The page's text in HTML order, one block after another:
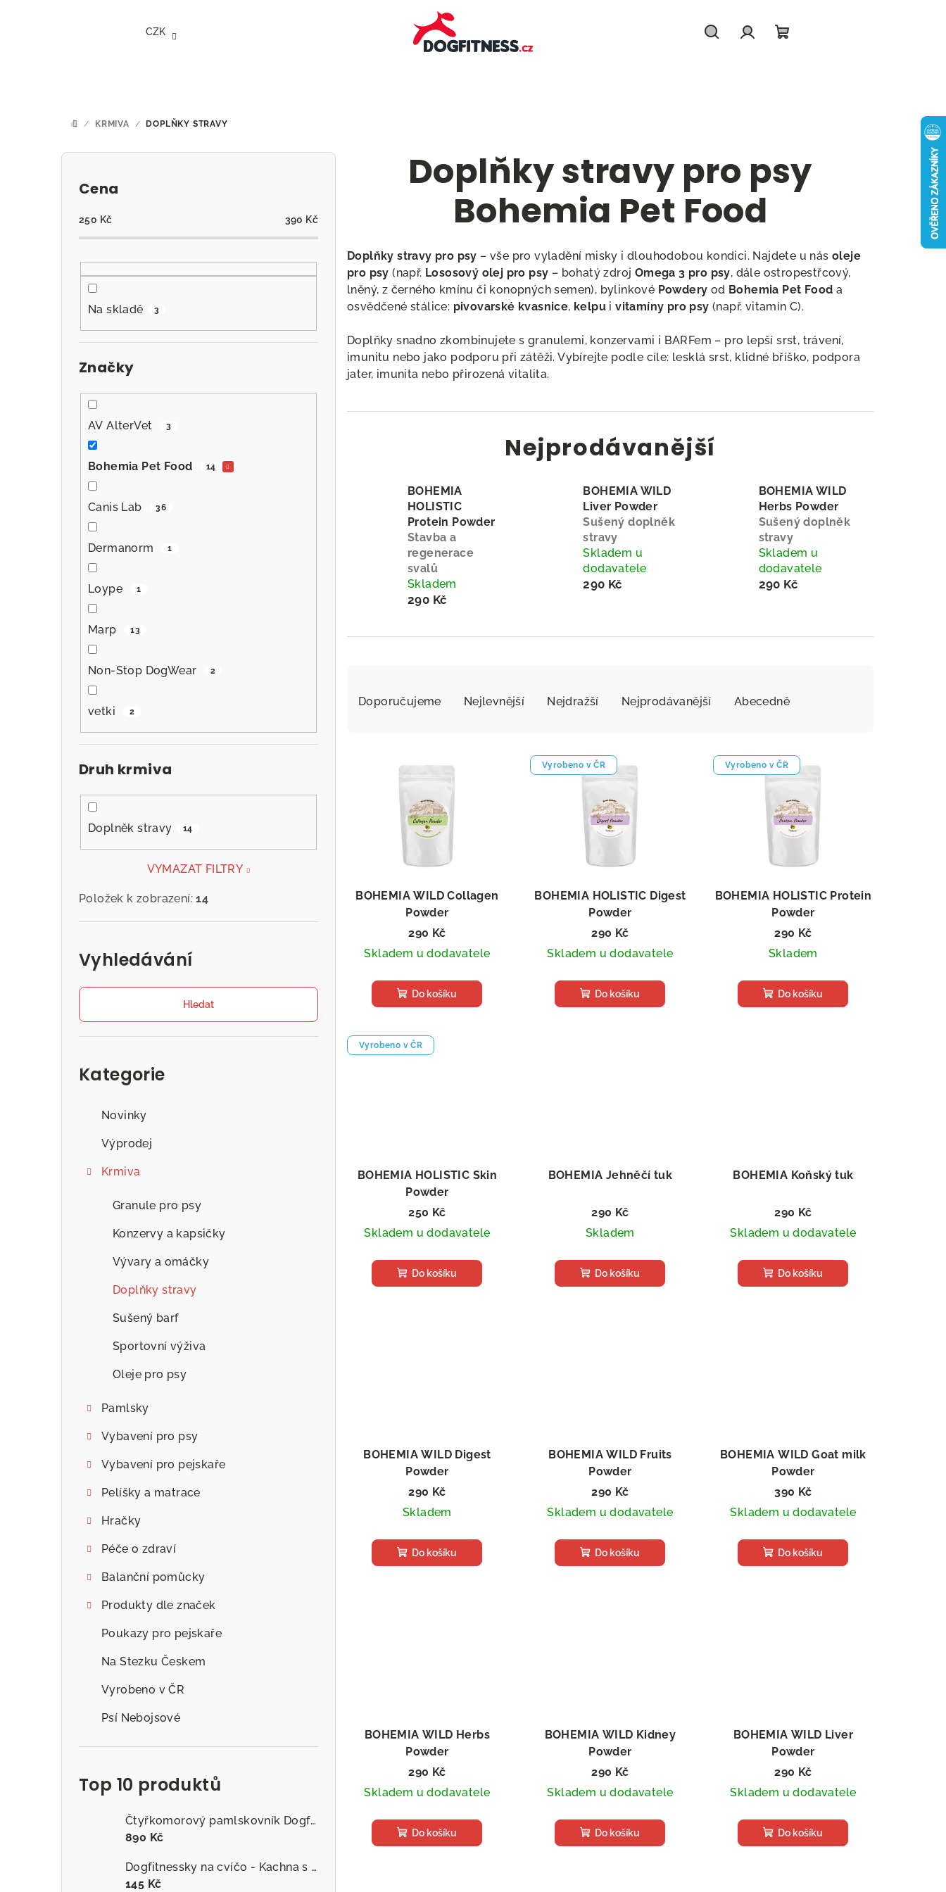
CZK
DOMŮ
/ KRMIVA / DOPLŇKY STRAVY
P
Cena
250 Kč 390 Kč
Na skladě 3
Značky
AV AlterVet 3
Bohemia Pet Food 14
Canis Lab 36
Dermanorm 1
Loype 1
Marp 13
Non-Stop DogWear 2
vetki 2
Druh krmiva
Doplněk stravy 14
VYMAZAT FILTRY
Položek k zobrazení:14
Vyhledávání
Hledat
Kategorie
Novinky
Výprodej
Krmiva
Granule pro psy
Konzervy a kapsičky
Vývary a omáčky
Doplňky stravy
Sušený barf
Sportovní výživa
Oleje pro psy
Pamlsky
Vybavení pro psy
Vybavení pro pejskaře
Pelíšky a matrace
Hračky
Péče o zdraví
Balanční pomůcky
Produkty dle značek
Poukazy pro pejskaře
Na Stezku Českem
Vyrobeno v ČR
Psí Nebojsové
Top 10 produktů
Čtyřkomorový pamlskovník Dogfitness.cz
890 Kč
Dogfitnessky na cvíčo - Kachna s červenou řepou
145 Kč
Doplňky stravy pro psy
Bohemia Pet Food
Doplňky stravy pro psy – vše pro vyladění misky i dlouhodobou kondici. Najdete u násoleje
pro psy (např. Lososový olej pro psy – bohatý zdroj Omega 3 pro psy, dále ostropestřcový,
lněný, z černého kmínu či konopných semen), bylinkové Powdery od Bohemia Pet Food a
osvědčené stálice: pivovarské kvasnice, kelpu ivitamíny pro psy (např. vitamín C).
Doplňky snadno zkombinujete s granulemi, konzervami i BARFem – pro lepší srst, trávení,
imunitu nebo jako podporu při zátěži. Vybírejte podle cíle: lesklá srst, klidné bříško, podpora
jater, imunita nebo přirozená vitalita.
Nejprodávanější
BOHEMIA
HOLISTIC
Protein Powder
Stavba a
regenerace
svalů
Skladem
290 Kč
BOHEMIA WILD
Liver Powder
Sušený doplněk
stravy
Skladem u
dodavatele
290 Kč
BOHEMIA WILD
Herbs Powder
Sušený doplněk
stravy
Skladem u
dodavatele
290 Kč
a
o
ů
Doporučujeme Nejlevnější Nejdražší Nejprodávanější Abecedně
p
t
BOHEMIA WILD Collagen
Powder
Sušený doplněk stravy
290 Kč
Skladem u dodavatele
Do košíku
Vyrobeno v ČR
BOHEMIA HOLISTIC Digest
Powder
Pro podporu trávení
290 Kč
Skladem u dodavatele
Do košíku
Vyrobeno v ČR
BOHEMIA HOLISTIC Protein
Powder
Stavba a regenerace svalů
290 Kč
Skladem
Do košíku
Vyrobeno v ČR
BOHEMIA HOLISTIC Skin
Powder
Protein a Omega 3
250 Kč
Skladem u dodavatele
Do košíku
BOHEMIA Jehněčí tuk
290 Kč
Skladem
Do košíku
BOHEMIA Koňský tuk
290 Kč
Skladem u dodavatele
Do košíku
BOHEMIA WILD Digest
Powder
Sušený doplněk stravy
290 Kč
Skladem
Do košíku
BOHEMIA WILD Fruits
Powder
Sušený doplněk stravy
290 Kč
Skladem u dodavatele
Do košíku
BOHEMIA WILD Goat milk
Powder
Sušený doplněk stravy
390 Kč
Skladem u dodavatele
Do košíku
BOHEMIA WILD Herbs
Powder
Sušený doplněk stravy
290 Kč
Skladem u dodavatele
Do košíku
BOHEMIA WILD Kidney
Powder
Sušený doplněk stravy
290 Kč
Skladem u dodavatele
Do košíku
BOHEMIA WILD Liver
Powder
Sušený doplněk stravy
290 Kč
Skladem u dodavatele
Do košíku